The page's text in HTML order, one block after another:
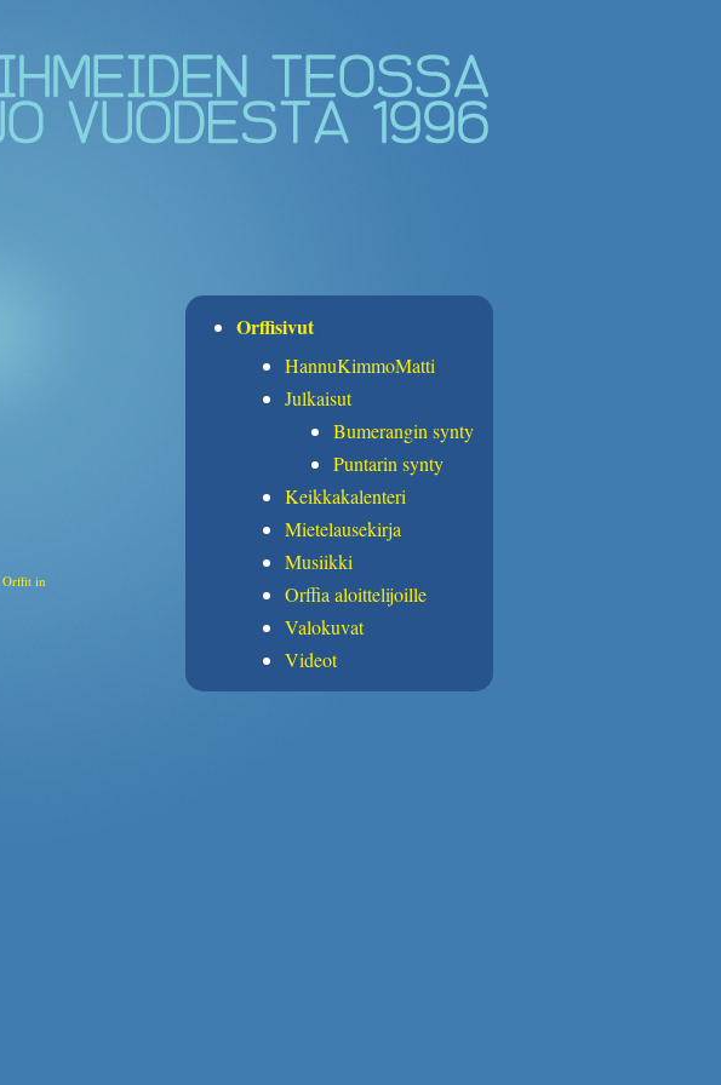
Orffit in
Orffisivut
HannuKimmoMatti
Julkaisut
Bumerangin synty
Puntarin synty
Keikkakalenteri
Mietelausekirja
Musiikki
Orffia aloittelijoille
Valokuvat
Videot